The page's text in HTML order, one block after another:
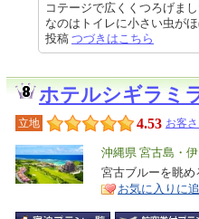
コテージで広くくつろげま
なのはトイレに小さい虫が
投稿 つづきはこちら
ホテルシギラミ
立地 4.53 お客
エ
リ
ア
沖縄県 宮古島・
特
徴
宮古ブルーを眺
お気に入りに